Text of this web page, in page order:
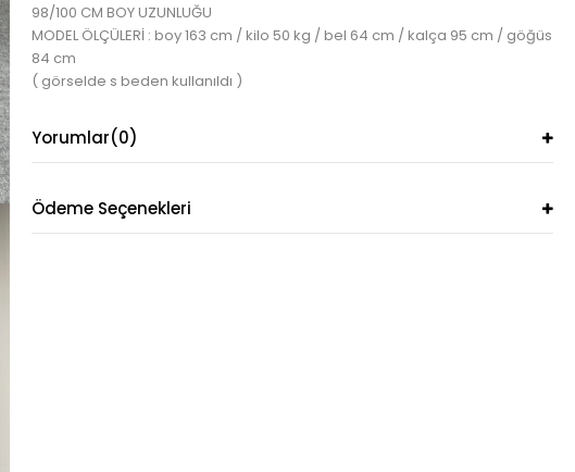
98/100 CM BOY UZUNLUĞU
MODEL ÖLÇÜLERİ : boy 163 cm / kilo 50 kg / bel 64 cm / kalça 95 cm / göğüs
84 cm
( görselde s beden kullanıldı )
Yorumlar(0)
Ödeme Seçenekleri